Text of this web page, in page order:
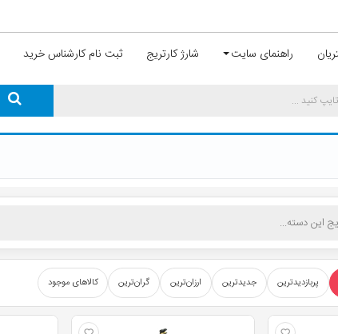
راهنمای سایت شارژ کارتریج ثبت نام کارشناس خرید
پربازدیدترین جدیدترین ارزان‌ترین گران‌ترین کالاهای موجود